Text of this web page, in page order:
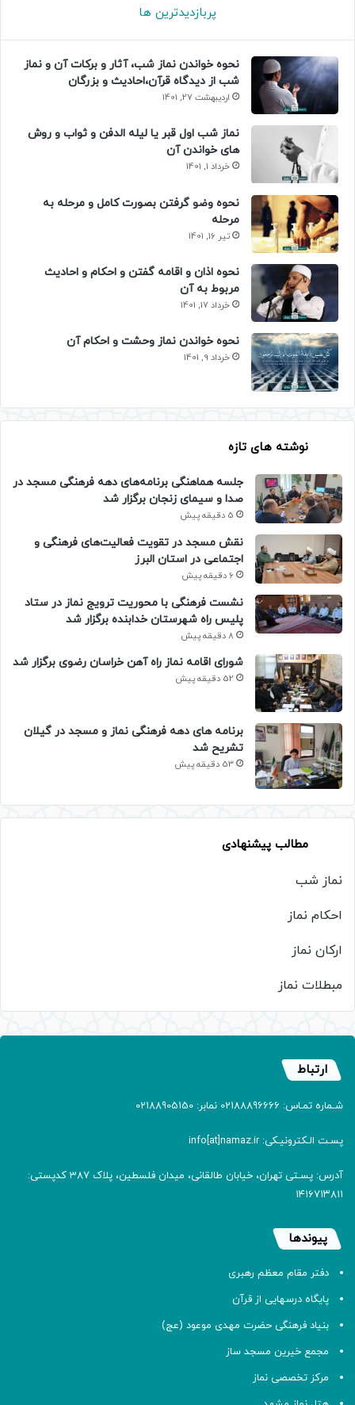
پربازدیدترین ها
نحوه خواندن نماز شب، آثار و برکات آن و نماز
شب از دیدگاه قرآن،احادیث و بزرگان
اردیبهشت 27, 1401
نماز شب اول قبر یا لیله الدفن و ثواب و روش
های خواندن آن
خرداد 1, 1401
نحوه وضو گرفتن بصورت کامل و مرحله به
مرحله
تیر 16, 1401
نحوه اذان و اقامه گفتن و احکام و احادیث
مربوط به آن
خرداد 17, 1401
نحوه خواندن نماز وحشت و احکام آن
خرداد 9, 1401
نوشته های تازه
جلسه هماهنگی برنامه‌های دهه فرهنگی مسجد در
صدا و سیمای زنجان برگزار شد
5 دقیقه پیش
نقش مسجد در تقویت فعالیت‌های فرهنگی و
اجتماعی در استان البرز
6 دقیقه پیش
نشست فرهنگی با محوریت ترویج نماز در ستاد
پلیس راه شهرستان خدابنده برگزار شد
8 دقیقه پیش
شورای اقامه نماز راه آهن خراسان رضوی برگزار شد
52 دقیقه پیش
برنامه های دهه فرهنگی نماز و مسجد در گیلان
تشریح شد
53 دقیقه پیش
مطالب پیشنهادی
نماز شب
احکام نماز
ارکان نماز
مبطلات نماز
ارتباط
شـماره تمـاس: 02188896666 نمابر: 02188905150
پسـت الـکترونیـکی: info[at]namaz.ir
آدرس: پسـتی تهران، خیابان طالقانی، میدان فلسطین، پلاک 387 کدپستی:
۱۴۱۶۷۱۳۸۱۱
پیوندها
دفتر مقام معظم رهبری
پایگاه درسهایی از قرآن
بنیاد فرهنگی حضرت مهدی موعود (عج)
مجمع خیرین مسجد ساز
مرکز تخصصی نماز